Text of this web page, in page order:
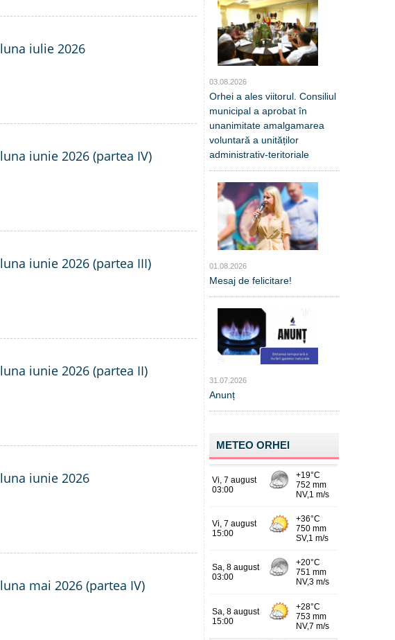
iulie 2026
iunie 2026 (partea IV)
iunie 2026 (partea III)
iunie 2026 (partea II)
iunie 2026
mai 2026 (partea IV)
03.08.2026
Orhei a ales viitorul. Consiliul
municipal a aprobat în
unanimitate amalgamarea
voluntară a unităților
administrativ-teritoriale
01.08.2026
Mesaj de felicitare!
31.07.2026
Anunț
METEO ORHEI